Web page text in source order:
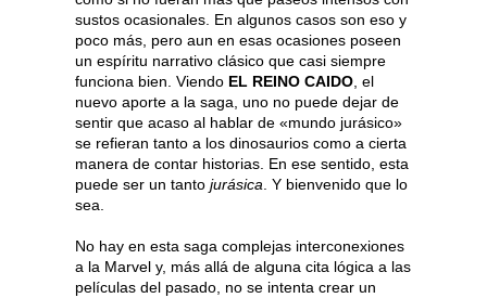
sustos ocasionales. En algunos casos son eso y
poco más, pero aun en esas ocasiones poseen
un espíritu narrativo clásico que casi siempre
funciona bien. Viendo EL REINO CAIDO, el
nuevo aporte a la saga, uno no puede dejar de
sentir que acaso al hablar de «mundo jurásico»
se refieran tanto a los dinosaurios como a cierta
manera de contar historias. En ese sentido, esta
puede ser un tanto jurásica. Y bienvenido que lo
sea.
No hay en esta saga complejas interconexiones
a la Marvel y, más allá de alguna cita lógica a las
películas del pasado, no se intenta crear un